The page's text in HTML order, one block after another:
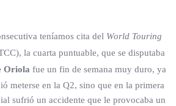
teníamos cita del World Touring
la cuarta puntuable, que se disputaba
Oriola fue un fin de semana muy duro, ya
meterse en la Q2, sino que en la primera
sufrió un accidente que le provocaba un